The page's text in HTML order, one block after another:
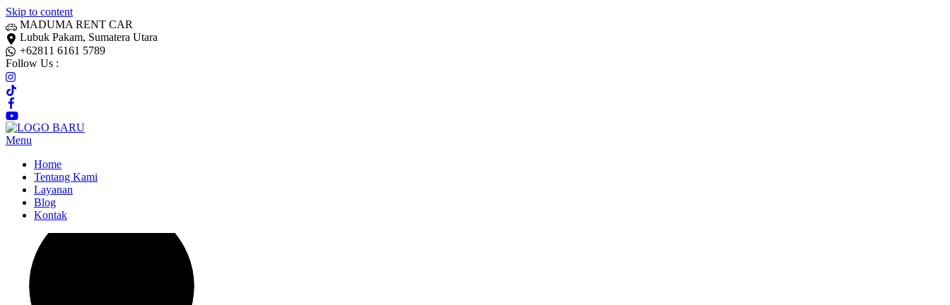
Skip to content
MADUMA RENT CAR
Lubuk Pakam, Sumatera Utara
+62811 6161 5789
Follow Us :
Menu
Home
Tentang Kami
Layanan
Blog
Kontak